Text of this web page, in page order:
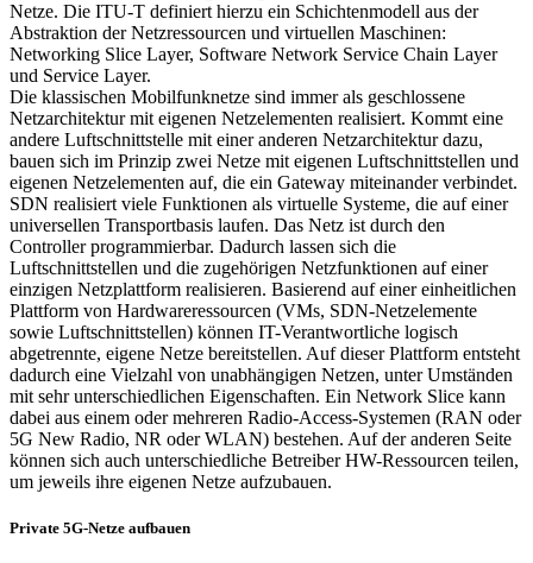
Netze. Die ITU-T definiert hierzu ein Schichtenmodell aus der
Abstraktion der Netzressourcen und virtuellen Maschinen:
Networking Slice Layer, Software Network Service Chain Layer
und Service Layer.
Die klassischen Mobilfunknetze sind immer als geschlossene
Netzarchitektur mit eigenen Netzelementen realisiert. Kommt eine
andere Luftschnittstelle mit einer anderen Netzarchitektur dazu,
bauen sich im Prinzip zwei Netze mit eigenen Luftschnittstellen und
eigenen Netzelementen auf, die ein Gateway miteinander verbindet.
SDN realisiert viele Funktionen als virtuelle Systeme, die auf einer
universellen Transportbasis laufen. Das Netz ist durch den
Controller programmierbar. Dadurch lassen sich die
Luftschnittstellen und die zugehörigen Netzfunktionen auf einer
einzigen Netzplattform realisieren. Basierend auf einer einheitlichen
Plattform von Hardwareressourcen (VMs, SDN-Netzelemente
sowie Luftschnittstellen) können IT-Verantwortliche logisch
abgetrennte, eigene Netze bereitstellen. Auf dieser Plattform entsteht
dadurch eine Vielzahl von unabhängigen Netzen, unter Umständen
mit sehr unterschiedlichen Eigenschaften. Ein Network Slice kann
dabei aus einem oder mehreren Radio-Access-Systemen (RAN oder
5G New Radio, NR oder WLAN) bestehen. Auf der anderen Seite
können sich auch unterschiedliche Betreiber HW-Ressourcen teilen,
um jeweils ihre eigenen Netze aufzubauen.
Private 5G-Netze aufbauen